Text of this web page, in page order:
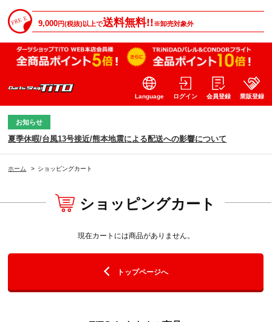
9,000円(税抜)以上で送料無料!!※卸売対象外
Language ログイン 会員登録 業販登録
お知らせ
夏季休暇/台風13号接近/熊本地震による配送への影響について
ホーム > ショッピングカート
ショッピングカート
現在カートには商品がありません。
トップページへ